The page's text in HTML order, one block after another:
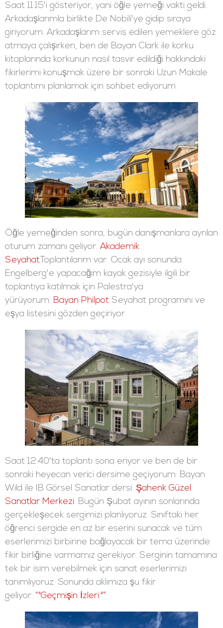
Saat 11:15'i gösteriyor, yani öğle yemeği vakti geldi.
Arkadaşlarımla birlikte De Nobili'ye gidip sıraya
giriyorum. Arkadaşlarım servis edilen yemeklere göz
atmaya çalışırken, ben de Bayan Clark ile korku
kitaplarında korkunun nasıl tasvir edildiği hakkındaki
fikirlerimi konuşmak üzere bir sonraki Uzun Makale
toplantımı planlamak için sohbet ediyorum.
Öğle yemeğinden sonra, bugün danışmanlara ayrılan
oturum zamanı geliyor. Akademik
Seyahat Toplantılarım var. Ocak ayı sonunda
Engelberg'e yapacağım kayak gezisiyle ilgili bir
toplantıya katılmak için Palestra'ya
yürüyorum. Bayan Philpot Seyahat programını ve
eşya listesini gözden geçiriyor.
Saat 12:40'ta toplantı sona eriyor ve ben de bir
sonraki heyecan verici dersime geçiyorum: Bayan
Wild ile IB Görsel Sanatlar dersi. Şahenk Güzel
Sanatlar Merkezi. Bugün Şubat ayının sonlarında
gerçekleşecek sergimizi planlıyoruz. Sınıftaki her
öğrenci sergide en az bir eserini sunacak ve tüm
eserlerimizi birbirine bağlayacak bir tema üzerinde
fikir birliğine varmamız gerekiyor. Serginin tamamına
tek bir isim verebilmek için sanat eserlerimizi
tanımlıyoruz. Sonunda aklımıza şu fikir
geliyor: “"Geçmişin İzleri."”